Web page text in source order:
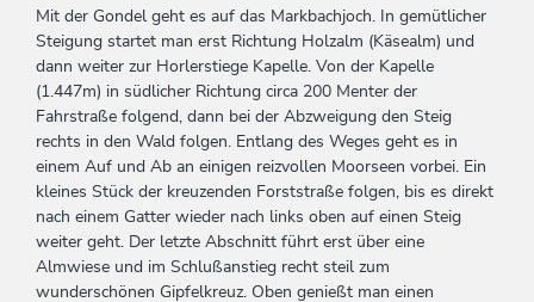
Mit der Gondel geht es auf das Markbachjoch. In gemütlicher
Steigung startet man erst Richtung Holzalm (Käsealm) und
dann weiter zur Horlerstiege Kapelle. Von der Kapelle
(1.447m) in südlicher Richtung circa 200 Menter der
Fahrstraße folgend, dann bei der Abzweigung den Steig
rechts in den Wald folgen. Entlang des Weges geht es in
einem Auf und Ab an einigen reizvollen Moorseen vorbei. Ein
kleines Stück der kreuzenden Forststraße folgen, bis es direkt
nach einem Gatter wieder nach links oben auf einen Steig
weiter geht. Der letzte Abschnitt führt erst über eine
Almwiese und im Schlußanstieg recht steil zum
wunderschönen Gipfelkreuz. Oben genießt man einen